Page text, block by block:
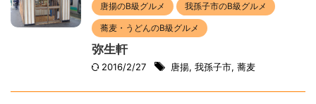
唐揚のB級グルメ 我孫子市のB級グルメ
蕎麦・うどんのB級グルメ
弥生軒
2016/2/27 唐揚, 我孫子市, 蕎麦